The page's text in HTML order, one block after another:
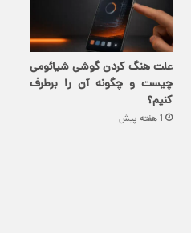
علت هنگ کردن گوشی شیائومی
چیست و چگونه آن را برطرف
کنیم؟
1 هفته پیش